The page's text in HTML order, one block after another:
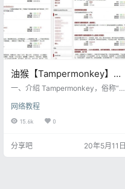
油猴【Tampermonkey】、
暴力猴及脚本安装、使用方
一、介绍 Tampermonkey，俗称“油
上运行和管理脚本的插件。 而所谓
脚本就是一段代码，它们能够优化
这图简单了解一下脚本 “油猴”脚本
二、安装Tampermonkey 目前各大
网络教程
15.6k 0
分享吧 20年5月11日